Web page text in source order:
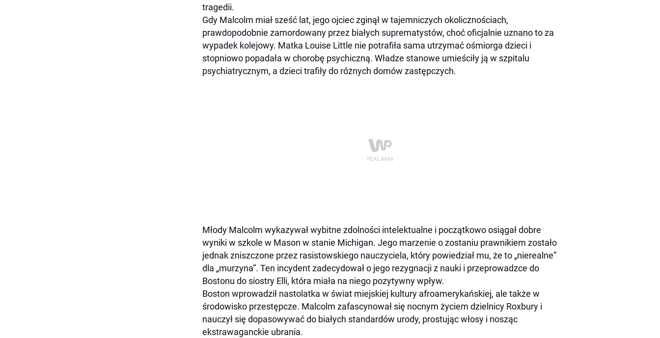
tragedii.
Gdy Malcolm miał sześć lat, jego ojciec zginął w tajemniczych okolicznościach,
prawdopodobnie zamordowany przez białych suprematystów, choć oficjalnie uznano to za
wypadek kolejowy. Matka Louise Little nie potrafiła sama utrzymać ośmiorga dzieci i
stopniowo popadała w chorobę psychiczną. Władze stanowe umieściły ją w szpitalu
psychiatrycznym, a dzieci trafiły do różnych domów zastępczych.
Młody Malcolm wykazywał wybitne zdolności intelektualne i początkowo osiągał dobre
wyniki w szkole w Mason w stanie Michigan. Jego marzenie o zostaniu prawnikiem zostało
jednak zniszczone przez rasistowskiego nauczyciela, który powiedział mu, że to „nierealne”
dla „murzyna”. Ten incydent zadecydował o jego rezygnacji z nauki i przeprowadzce do
Bostonu do siostry Elli, która miała na niego pozytywny wpływ.
Boston wprowadził nastolatka w świat miejskiej kultury afroamerykańskiej, ale także w
środowisko przestępcze. Malcolm zafascynował się nocnym życiem dzielnicy Roxbury i
nauczył się dopasowywać do białych standardów urody, prostując włosy i nosząc
ekstrawaganckie ubrania.